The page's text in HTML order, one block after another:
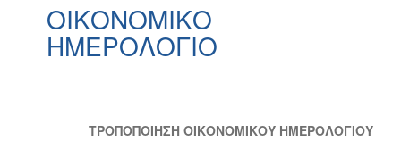
ΟΙΚΟΝΟΜΙΚΟ
ΗΜΕΡΟΛΟΓΙΟ
ΤΡΟΠΟΠΟΙΗΣΗ ΟΙΚΟΝΟΜΙΚΟΥ ΗΜΕΡΟΛΟΓΙΟΥ